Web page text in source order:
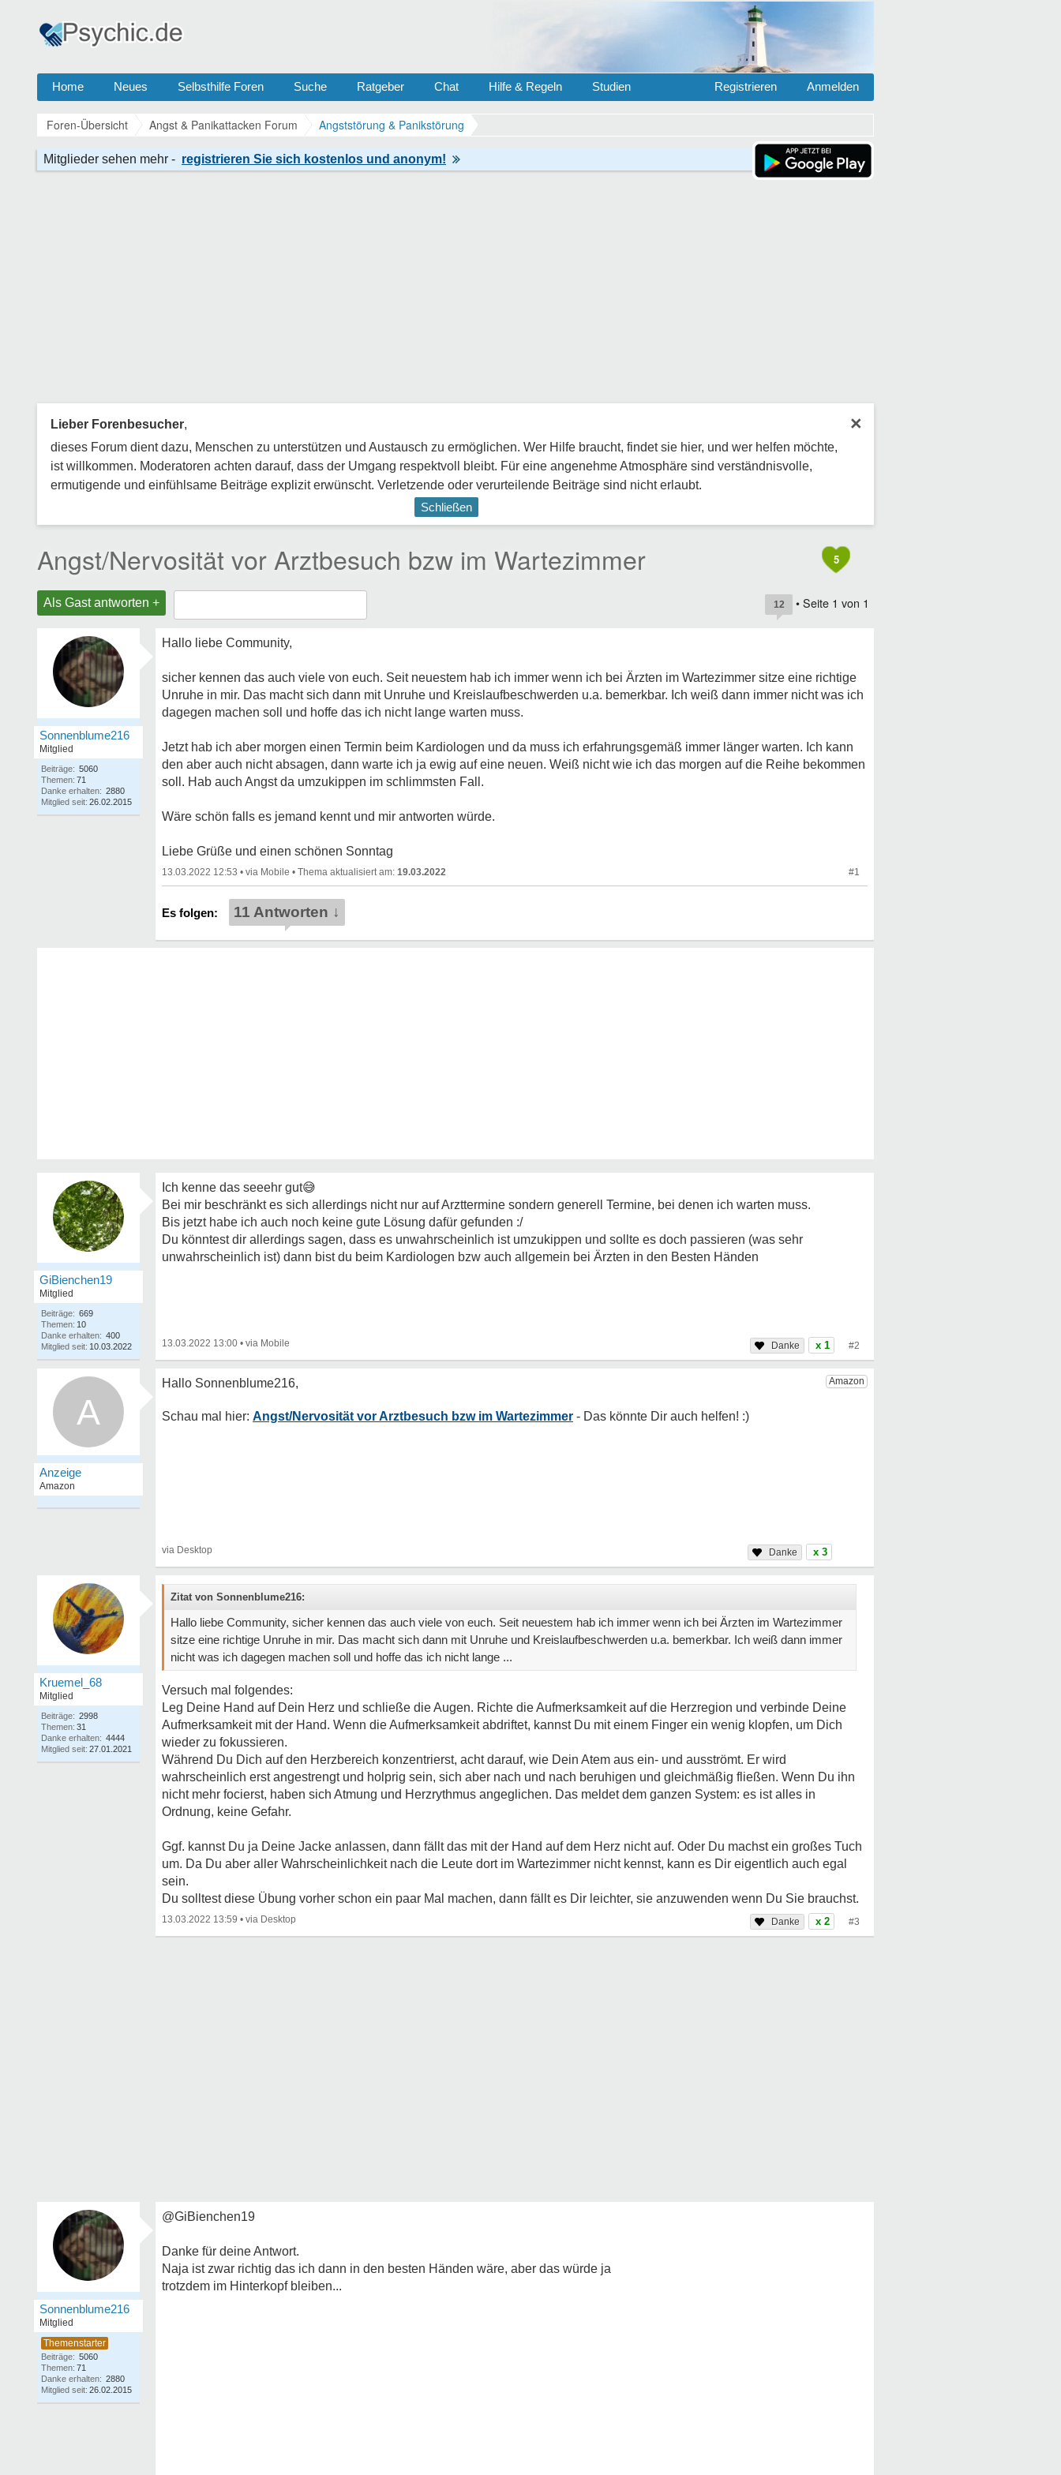
Home Neues Selbsthilfe Foren Suche Ratgeber Chat Hilfe & Regeln Studien Anmelden
Registrieren
Foren-Übersicht Angst & Panikattacken Forum Angststörung & Panikstörung
×
Lieber Forenbesucher,
dieses Forum dient dazu, Menschen zu unterstützen und Austausch zu ermöglichen. Wer Hilfe braucht, findet sie hier, und wer helfen möchte,
ist willkommen. Moderatoren achten darauf, dass der Umgang respektvoll bleibt. Für eine angenehme Atmosphäre sind verständnisvolle,
ermutigende und einfühlsame Beiträge explizit erwünscht. Verletzende oder verurteilende Beiträge sind nicht erlaubt.
Schließen
5
Angst/Nervosität vor Arztbesuch bzw im Wartezimmer
Als Gast antworten + 12 • Seite 1 von 1
Sonnenblume216
Mitglied
Beiträge: 5060
Themen: 71
Danke erhalten: 2880
Mitglied seit: 26.02.2015
Hallo liebe Community,
sicher kennen das auch viele von euch. Seit neuestem hab ich immer wenn ich bei Ärzten im Wartezimmer sitze eine richtige
Unruhe in mir. Das macht sich dann mit Unruhe und Kreislaufbeschwerden u.a. bemerkbar. Ich weiß dann immer nicht was ich
dagegen machen soll und hoffe das ich nicht lange warten muss.
Jetzt hab ich aber morgen einen Termin beim Kardiologen und da muss ich erfahrungsgemäß immer länger warten. Ich kann
den aber auch nicht absagen, dann warte ich ja ewig auf eine neuen. Weiß nicht wie ich das morgen auf die Reihe bekommen
soll. Hab auch Angst da umzukippen im schlimmsten Fall.
Wäre schön falls es jemand kennt und mir antworten würde.
Liebe Grüße und einen schönen Sonntag
13.03.2022 12:53 • • 19.03.2022 #1
11 Antworten ↓
GiBienchen19
Mitglied
Beiträge: 669
Themen: 10
Danke erhalten: 400
Mitglied seit: 10.03.2022
Ich kenne das seeehr gut😅
Bei mir beschränkt es sich allerdings nicht nur auf Arzttermine sondern generell Termine, bei denen ich warten muss.
Bis jetzt habe ich auch noch keine gute Lösung dafür gefunden :/
Du könntest dir allerdings sagen, dass es unwahrscheinlich ist umzukippen und sollte es doch passieren (was sehr
unwahrscheinlich ist) dann bist du beim Kardiologen bzw auch allgemein bei Ärzten in den Besten Händen
13.03.2022 13:00 • x 1 #2
A Angst/Nervosität vor Arztbesuch bzw im Wartezimmer
x 3
Kruemel_68
Mitglied
Beiträge: 2998
Themen: 31
Danke erhalten: 4444
Mitglied seit: 27.01.2021
Zitat von Sonnenblume216:
Hallo liebe Community, sicher kennen das auch viele von euch. Seit neuestem hab ich immer wenn ich bei Ärzten im Wartezimmer
sitze eine richtige Unruhe in mir. Das macht sich dann mit Unruhe und Kreislaufbeschwerden u.a. bemerkbar. Ich weiß dann immer
nicht was ich dagegen machen soll und hoffe das ich nicht lange ...
Versuch mal folgendes:
Leg Deine Hand auf Dein Herz und schließe die Augen. Richte die Aufmerksamkeit auf die Herzregion und verbinde Deine
Aufmerksamkeit mit der Hand. Wenn die Aufmerksamkeit abdriftet, kannst Du mit einem Finger ein wenig klopfen, um Dich
wieder zu fokussieren.
Während Du Dich auf den Herzbereich konzentrierst, acht darauf, wie Dein Atem aus ein- und ausströmt. Er wird
wahrscheinlich erst angestrengt und holprig sein, sich aber nach und nach beruhigen und gleichmäßig fließen. Wenn Du ihn
nicht mehr focierst, haben sich Atmung und Herzrythmus angeglichen. Das meldet dem ganzen System: es ist alles in
Ordnung, keine Gefahr.
Ggf. kannst Du ja Deine Jacke anlassen, dann fällt das mit der Hand auf dem Herz nicht auf. Oder Du machst ein großes Tuch
um. Da Du aber aller Wahrscheinlichkeit nach die Leute dort im Wartezimmer nicht kennst, kann es Dir eigentlich auch egal
sein.
Du solltest diese Übung vorher schon ein paar Mal machen, dann fällt es Dir leichter, sie anzuwenden wenn Du Sie brauchst.
13.03.2022 13:59 • x 2 #3
Sonnenblume216
Mitglied
Beiträge: 5060
Themen: 71
Danke erhalten: 2880
Mitglied seit: 26.02.2015
@GiBienchen19
Danke für deine Antwort.
Naja ist zwar richtig das ich dann in den besten Händen wäre, aber das würde ja
trotzdem im Hinterkopf bleiben...